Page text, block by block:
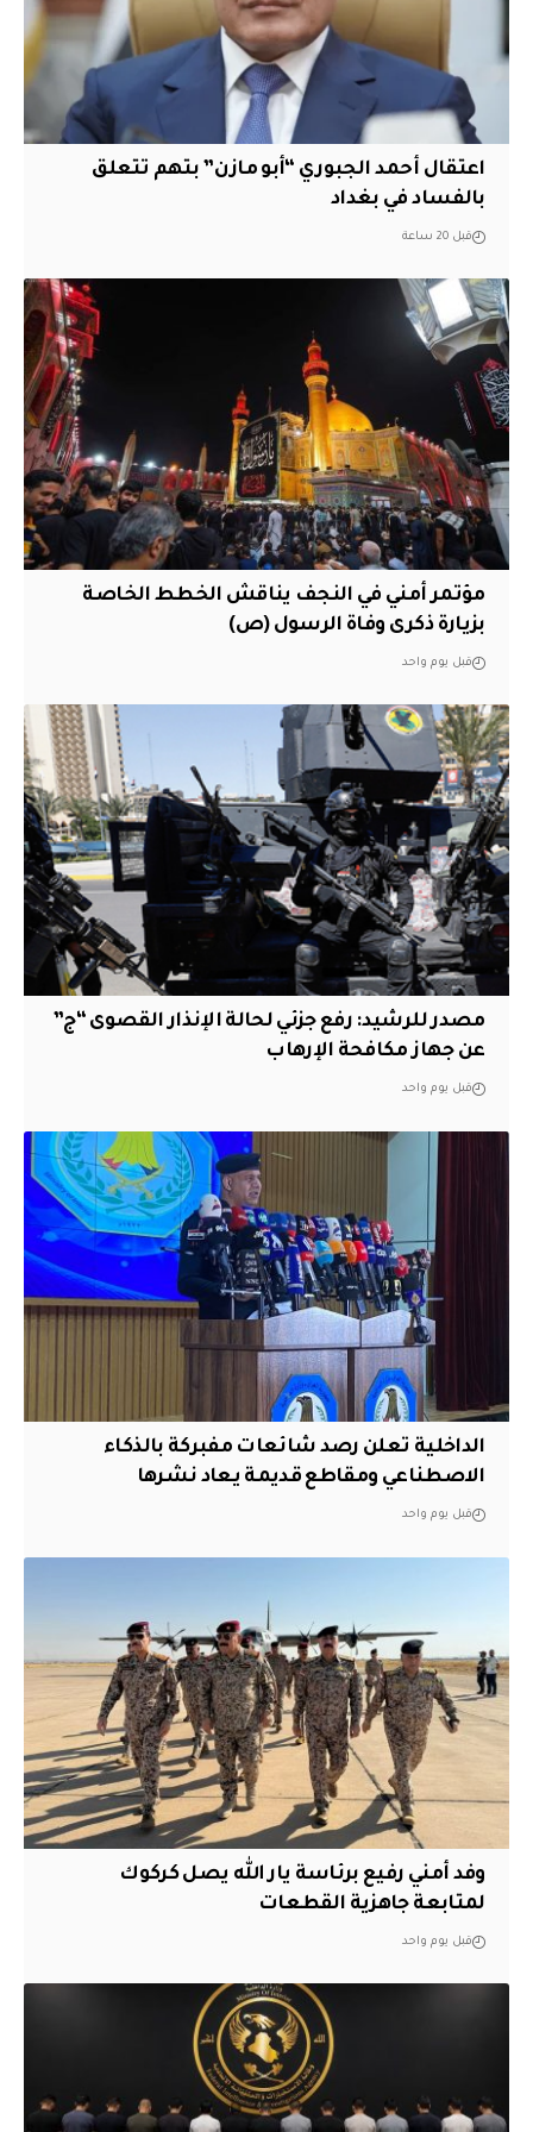
اعتقال أحمد الجبوري “أبو مازن” بتهم تتعلق
بالفساد في بغداد
قبل 20 ساعة
مؤتمر أمني في النجف يناقش الخطط الخاصة
بزيارة ذكرى وفاة الرسول (ص)
قبل يوم واحد
مصدر للرشيد: رفع جزئي لحالة الإنذار القصوى “ج”
عن جهاز مكافحة الإرهاب
قبل يوم واحد
الداخلية تعلن رصد شائعات مفبركة بالذكاء
الاصطناعي ومقاطع قديمة يعاد نشرها
قبل يوم واحد
وفد أمني رفيع برئاسة يار الله يصل كركوك
لمتابعة جاهزية القطعات
قبل يوم واحد